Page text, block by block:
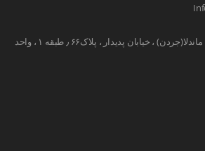
جهان کودک ، خیابان نلسون ماندلا(جردن) ، خیابان پدیدار ، پلاک۶۶ ٫ طبقه ۱ ، واحد